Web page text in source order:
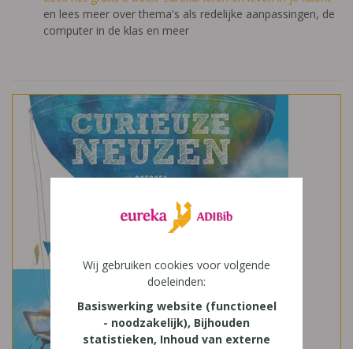
en lees meer over thema's als redelijke aanpassingen, de
computer in de klas en meer
Wij gebruiken cookies voor volgende
doeleinden:
Basiswerking website (functioneel
- noodzakelijk), Bijhouden
statistieken, Inhoud van externe